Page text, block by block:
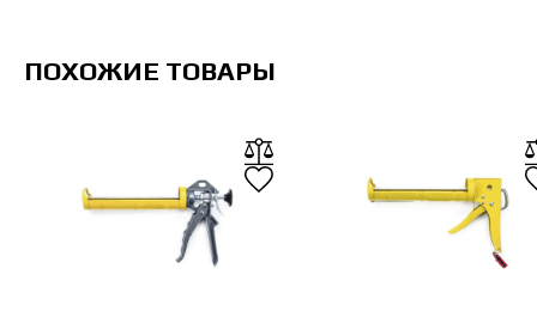
ПОХОЖИЕ ТОВАРЫ